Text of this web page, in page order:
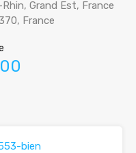
Grand Est, France
France
bien